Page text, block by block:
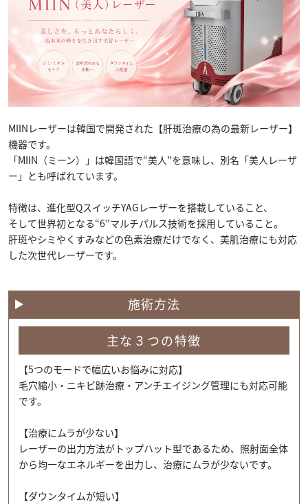
MIINレーザーは韓国で開発された【肝斑治療の為の最新レーザー】
機器です。
「MIIN（ミーン）」は韓国語で“美人”を意味し、別名「美人レーザ
ー」とも呼ばれています。
特徴は、進化型QスイッチYAGレーザーを搭載していること、
そして世界初となる“6”マルチパルス技術を採用していること。
肝斑やシミやくすみなどの色素治療だけでなく、美肌治療にも対応
した次世代レーザーです。
施術方法
主な３つの特徴
【5つのモードで幅広いお悩みに対応】
毛穴縮小・ニキビ跡治療・アンチエイジング管理にも対応可能
です。
【治療にムラが少ない】
レーザーの出力方法がトップハット型であるため、照射面全体
から均一なエネルギーを出力し、治療にムラが少ないです。
【ダウンタイムが短い】